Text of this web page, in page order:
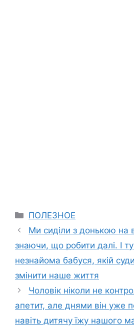
Categories
ПОЛЕЗНОЕ
Ми сиділи з донькою на
знаючи, що робити далі. І
незнайома бабуся, якій
змінити наше життя
Чоловік ніколи не
апетит, але днями він уже
навіть дитячу їжу нашого